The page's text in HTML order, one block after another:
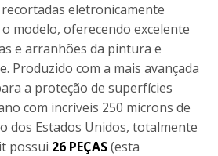
eletronicamente
modelo, oferecendo excelente
e arranhões da pintura e
Produzido com a mais avançada
a proteção de superfícies
com incríveis 250 microns de
dos Estados Unidos, totalmente
possui 26 PEÇAS(esta